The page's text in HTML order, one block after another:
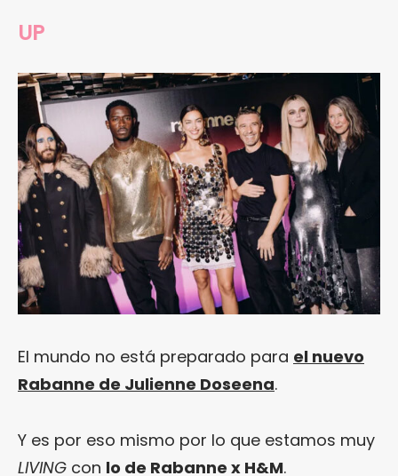
UP
El mundo no está preparado para el nuevo
Rabanne de Julienne Doseena.
Y es por eso mismo por lo que estamos muy
LIVING con lo de Rabanne x H&M.